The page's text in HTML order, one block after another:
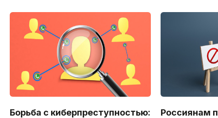
Борьба с киберпреступностью:
Россиянам